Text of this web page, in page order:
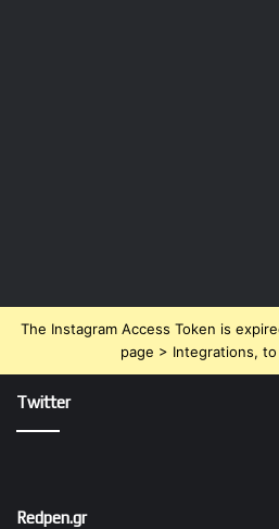
The Instagram Access Token is
page > Integrations,
Twitter
Redpen.gr